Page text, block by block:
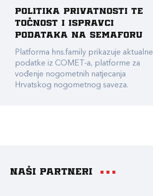
Politika privatnosti te
točnost i ispravci
podataka na Semaforu
Platforma hns.family prikazuje aktualne
podatke iz COMET-a, platforme za
vođenje nogometnih natjecanja
Hrvatskog nogometnog saveza.
Naši partneri